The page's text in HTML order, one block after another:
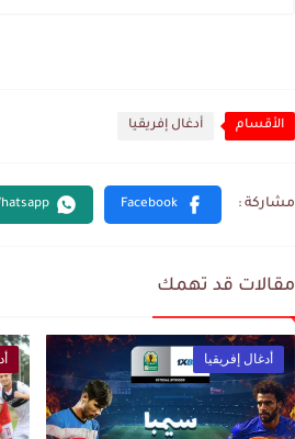
الأقسام أدغال إفريقيا
مقالات قد تهمك
أدغال إفريقيا